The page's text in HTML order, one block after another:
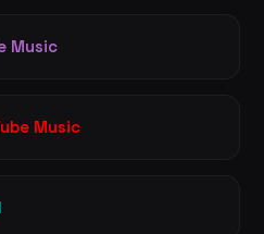
Music
Music